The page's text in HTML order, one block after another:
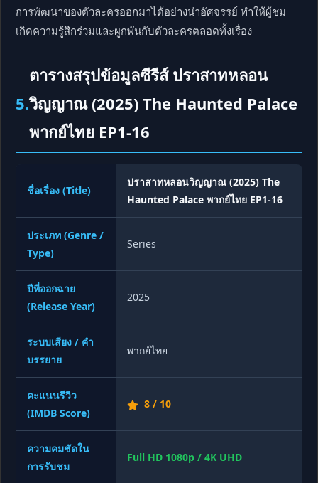
การพัฒนาของตัวละครออกมาได้อย่างน่าอัศจรรย์ ทำให้ผู้ชม
เกิดความรู้สึกร่วมและผูกพันกับตัวละครตลอดทั้งเรื่อง
5.
ตารางสรุปข้อมูลซีรีส์ ปราสาทหลอน
วิญญาณ (2025) The Haunted Palace
พากย์ไทย EP1-16
ชื่อเรื่อง (Title)
ปราสาทหลอนวิญญาณ (2025) The
Haunted Palace พากย์ไทย EP1-16
ประเภท (Genre /
Type)
Series
ปีที่ออกฉาย
(Release Year)
2025
ระบบเสียง / คำ
บรรยาย
พากย์ไทย
คะแนนรีวิว
(IMDB Score)
8 / 10
ความคมชัดใน
การรับชม
Full HD 1080p / 4K UHD